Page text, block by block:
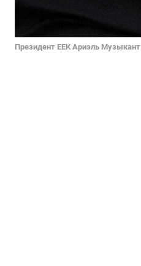
Президент ЕЕК Ариэль Музыкант